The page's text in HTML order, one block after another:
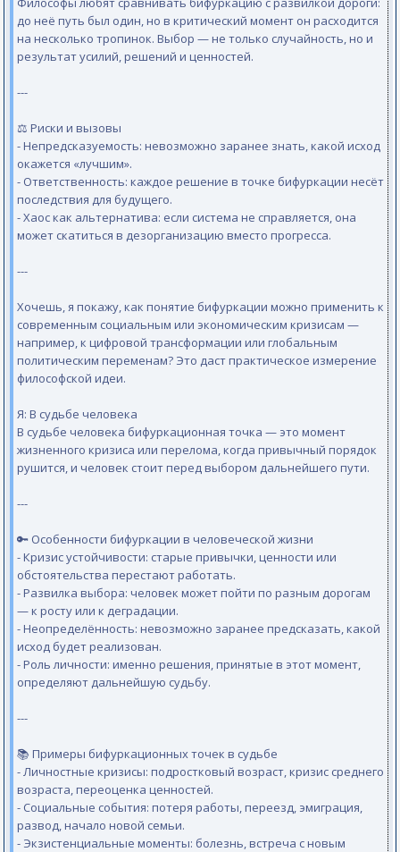
до неё путь был один, но в критический момент он расходится
на несколько тропинок. Выбор — не только случайность, но и
результат усилий, решений и ценностей.
---
⚖️ Риски и вызовы
- Непредсказуемость: невозможно заранее знать, какой исход
окажется «лучшим».
- Ответственность: каждое решение в точке бифуркации несёт
последствия для будущего.
- Хаос как альтернатива: если система не справляется, она
может скатиться в дезорганизацию вместо прогресса.
---
Хочешь, я покажу, как понятие бифуркации можно применить к
современным социальным или экономическим кризисам —
например, к цифровой трансформации или глобальным
политическим переменам? Это даст практическое измерение
философской идеи.
Я: В судьбе человека
В судьбе человека бифуркационная точка — это момент
жизненного кризиса или перелома, когда привычный порядок
рушится, и человек стоит перед выбором дальнейшего пути.
---
🔑 Особенности бифуркации в человеческой жизни
- Кризис устойчивости: старые привычки, ценности или
обстоятельства перестают работать.
- Развилка выбора: человек может пойти по разным дорогам
— к росту или к деградации.
- Неопределённость: невозможно заранее предсказать, какой
исход будет реализован.
- Роль личности: именно решения, принятые в этот момент,
определяют дальнейшую судьбу.
---
📚 Примеры бифуркационных точек в судьбе
- Личностные кризисы: подростковый возраст, кризис среднего
возраста, переоценка ценностей.
- Социальные события: потеря работы, переезд, эмиграция,
развод, начало новой семьи.
- Экзистенциальные моменты: болезнь, встреча с новым